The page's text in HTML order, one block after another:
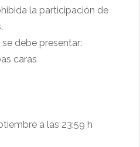
la participación de
debe presentar:
caras
a las 23:59 h